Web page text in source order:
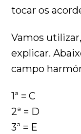
tocar os
Vamos
explicar.
campo
1ª = C
2ª = D
3ª = E